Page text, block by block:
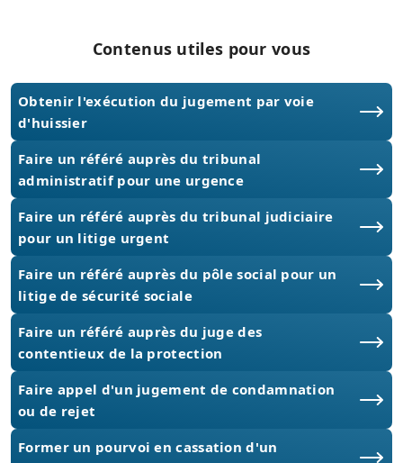
Contenus utiles pour vous
Obtenir l'exécution du jugement par voie
d'huissier
Faire un référé auprès du tribunal
administratif pour une urgence
Faire un référé auprès du tribunal judiciaire
pour un litige urgent
Faire un référé auprès du pôle social pour un
litige de sécurité sociale
Faire un référé auprès du juge des
contentieux de la protection
Faire appel d'un jugement de condamnation
ou de rejet
Former un pourvoi en cassation d'un